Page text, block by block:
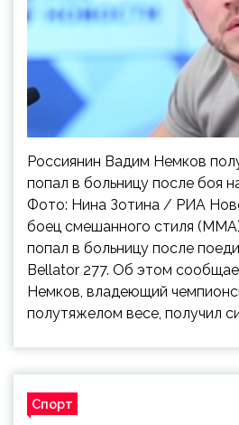
Россиянин Вадим Немков
попал в больницу после боя
Фото: Нина Зотина / РИА
боец смешанного стиля
попал в больницу после
Bellator 277. Об этом
Немков, владеющий
полутяжелом весе, получил
Спорт